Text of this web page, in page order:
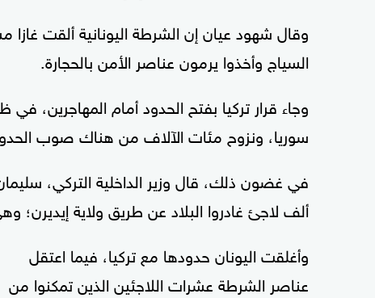
وقال شهود عيان إن الشرطة اليونانية ألقت غازا
السياج وأخذوا يرمون عناصر الأمن بالحجارة.
وجاء قرار تركيا بفتح الحدود أمام
سوريا، ونزوح مئات الآلاف من هناك صوب
ألف لاجئ غادروا البلاد عن طريق ولاية إيديرن؛
وأغلقت اليونان حدودها مع تركيا، فيما اعتقل
عناصر الشرطة عشرات اللاجئين الذين تمكنوا من